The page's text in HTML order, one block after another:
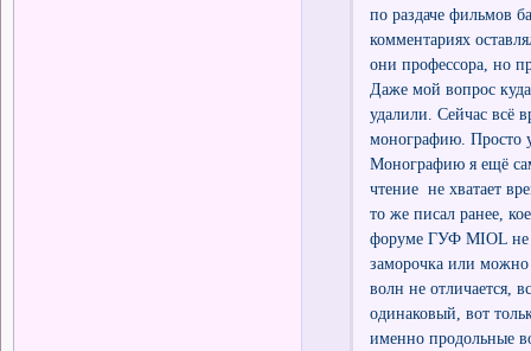
по раздаче фильмов
комментариях
они профессора, но
Даже мой вопрос
удалили. Сейчас всё
монографию. Просто
Монографию я ещё
чтение не хватает
то же писал ранее,
форуме ГУФ MIOL не
заморочка или можно
волн не отличается,
одинаковый, вот
именно продольные